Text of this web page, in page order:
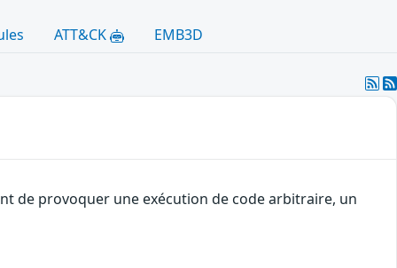
ATT&CK EMB3D
de provoquer une exécution de code arbitraire, un